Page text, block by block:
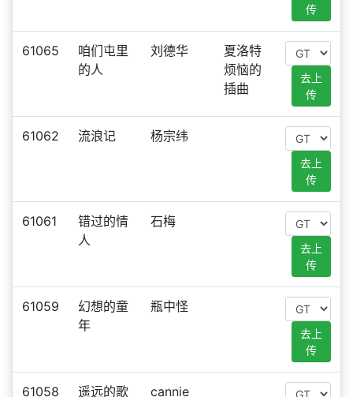
传
61065
咱们屯里
的人
刘德华
夏洛特
烦恼的
插曲
去上
传
61062 流浪记 杨宗纬
去上
传
61061
错过的情
人
石梅
去上
传
61059
幻想的童
年
瓶中怪
去上
传
61058 遥远的歌 cannie